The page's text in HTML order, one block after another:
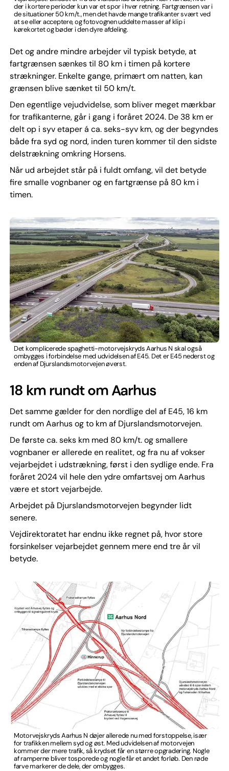
der i kortere perioder kun var et spor i hver retning. Fartgrænsen var i
de situationer 50 km/t., men det havde mange trafikanter svært ved
at se eller acceptere, og fotovognen uddelte masser af klip i
kørekortet og bøder i den dyre afdeling.
Det og andre mindre arbejder vil typisk betyde, at
fartgrænsen sænkes til 80 km i timen på kortere
strækninger. Enkelte gange, primært om natten, kan
grænsen blive sænket til 50 km/t.
Den egentlige vejudvidelse, som bliver meget mærkbar
for trafikanterne, går i gang i foråret 2024. De 38 km er
delt op i syv etaper á ca. seks-syv km, og der begyndes
både fra syd og nord, inden turen kommer til den sidste
delstrækning omkring Horsens.
Når ud arbejdet står på i fuldt omfang, vil det betyde
fire smalle vognbaner og en fartgrænse på 80 km i
timen.
Det komplicerede spaghetti-motorvejskryds Aarhus N skal også
ombygges i forbindelse med udvidelsen af E45. Det er E45 nederst og
enden af Djurslandsmotorvejen øverst.
18 km rundt om Aarhus
Det samme gælder for den nordlige del af E45, 16 km
rundt om Aarhus og to km af Djurslandsmotorvejen.
De første ca. seks km med 80 km/t. og smallere
vognbaner er allerede en realitet, og fra nu af vokser
vejarbejdet i udstrækning, først i den sydlige ende. Fra
foråret 2024 vil hele den ydre omfartsvej om Aarhus
være et stort vejarbejde.
Arbejdet på Djurslandsmotorvejen begynder lidt
senere.
Vejdirektoratet har endnu ikke regnet på, hvor store
forsinkelser vejarbejdet gennem mere end tre år vil
betyde.
Motorvejskryds Aarhus N døjer allerede nu med forstoppelse, især
for trafikken mellem syd og øst. Med udvidelsen af motorvejen
kommer der mere trafik, så krydset får en større opgradering. Nogle
af ramperne bliver tosporede og nogle får et andet forløb. Den røde
farve markerer de dele, der ombygges.